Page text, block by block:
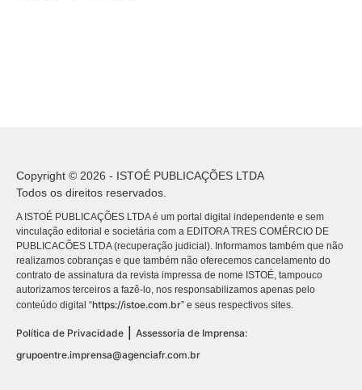
Copyright © 2026 - ISTOÉ PUBLICAÇÕES LTDA
Todos os direitos reservados.
A ISTOÉ PUBLICAÇÕES LTDA é um portal digital independente e sem
vinculação editorial e societária com a EDITORA TRES COMÉRCIO DE
PUBLICACÕES LTDA (recuperação judicial). Informamos também que não
realizamos cobranças e que também não oferecemos cancelamento do
contrato de assinatura da revista impressa de nome ISTOÉ, tampouco
autorizamos terceiros a fazê-lo, nos responsabilizamos apenas pelo
conteúdo digital “https://istoe.com.br” e seus respectivos sites.
Política de Privacidade
Assessoria de Imprensa:
grupoentre.imprensa@agenciafr.com.br